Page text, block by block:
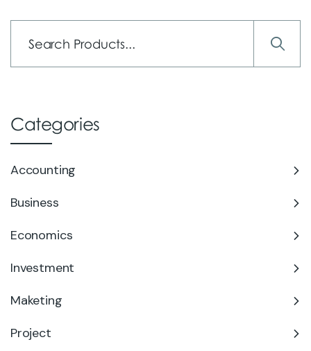
Categories
Accounting
Business
Economics
Investment
Maketing
Project